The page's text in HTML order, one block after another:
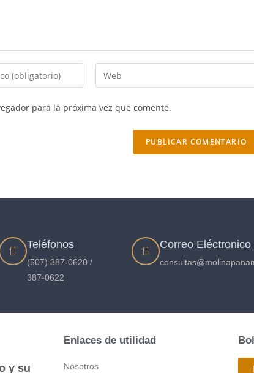
para la próxima vez que comente.
Teléfonos
(507) 387-0620 /
387-0622
Correo Eléctronico
y su
Enlaces de utilidad
Nosotros